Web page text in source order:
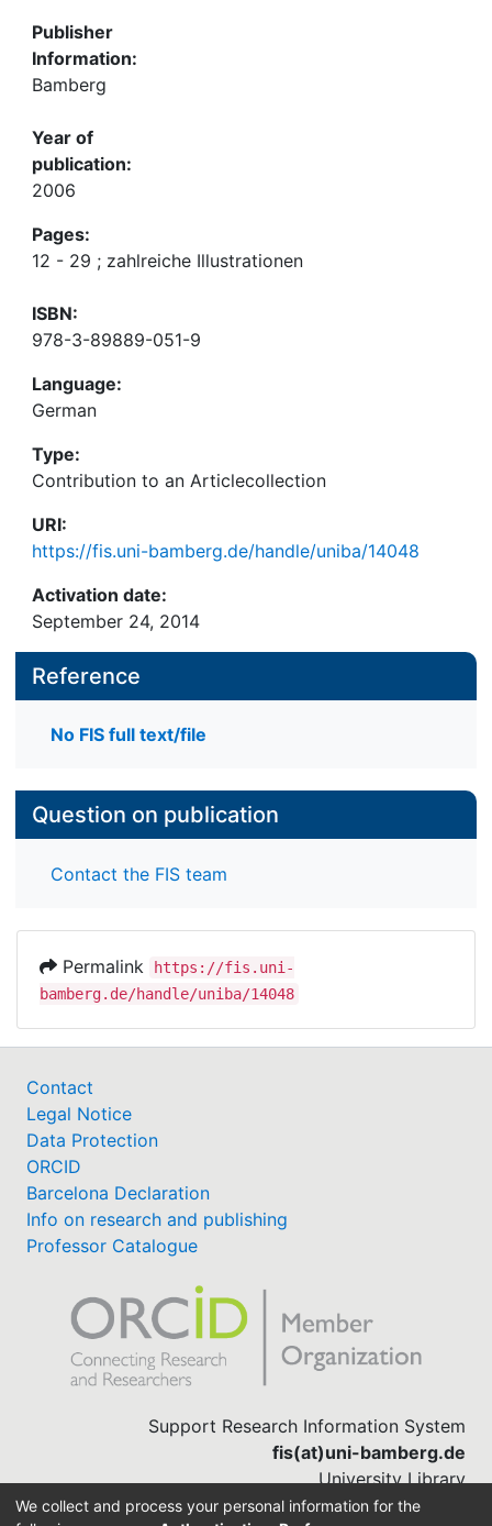
Publisher
Information:
Bamberg
Year of
publication:
2006
Pages:
12 - 29 ; zahlreiche Illustrationen
ISBN:
978-3-89889-051-9
Language:
German
Type:
Contribution to an Articlecollection
URI:
https://fis.uni-bamberg.de/handle/uniba/14048
Activation date:
September 24, 2014
Reference
No FIS full text/file
Question on publication
Contact the FIS team
Permalink
https://fis.uni-
bamberg.de/handle/uniba/14048
Contact
Legal Notice
Data Protection
ORCID
Barcelona Declaration
Info on research and publishing
Professor Catalogue
Support Research Information System
fis(at)uni-bamberg.de
University Library
(0951) 863-1568
We collect and process your personal information for the